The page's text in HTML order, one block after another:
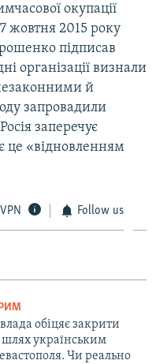
окупації
жовтня 2015 року
підписав
організації визнали
й
запровадили
заперечує
це «відновленням
Follow us
обіцяє закрити
українським
Чи реально